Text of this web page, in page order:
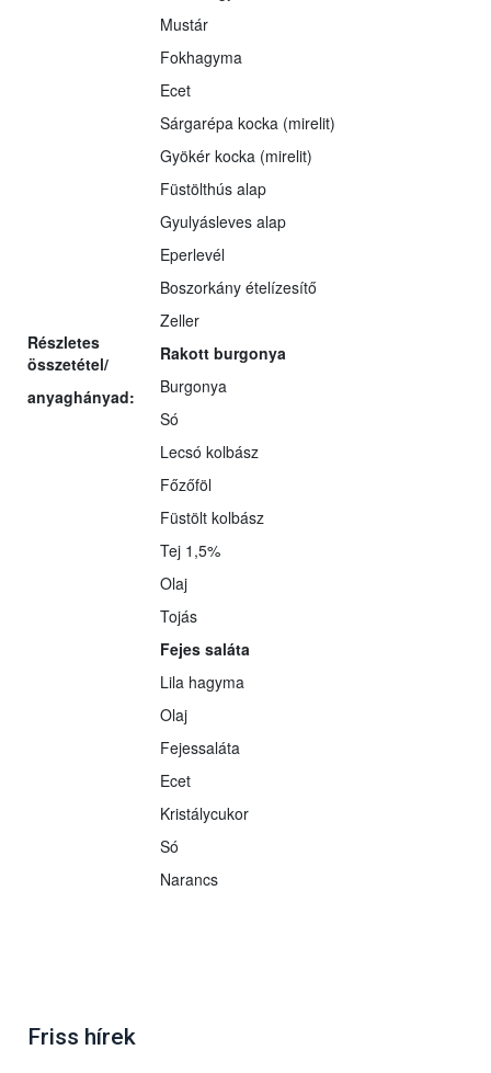
Részletes
összetétel/
anyaghányad:
Mustár
Fokhagyma
Ecet
Sárgarépa kocka (mirelit)
Gyökér kocka (mirelit)
Füstölthús alap
Gyulyásleves alap
Eperlevél
Boszorkány ételízesítő
Zeller
Rakott burgonya
Burgonya
Só
Lecsó kolbász
Főzőföl
Füstölt kolbász
Tej 1,5%
Olaj
Tojás
Fejes saláta
Lila hagyma
Olaj
Fejessaláta
Ecet
Kristálycukor
Só
Narancs
Friss hírek